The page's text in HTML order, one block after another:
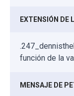
EXTENSIÓN DE
función de la
MENSAJE DE